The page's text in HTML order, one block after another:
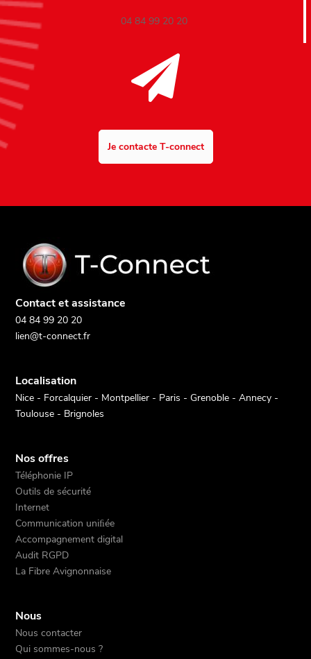
04 84 99 20 20
Je contacte T-connect
Contact et assistance
04 84 99 20 20
lien@t-connect.fr
Localisation
Nice - Forcalquier - Montpellier - Paris - Grenoble - Annecy -
Toulouse - Brignoles
Nos offres
Téléphonie IP
Outils de sécurité
Internet
Communication uniﬁée
Accompagnement digital
Audit RGPD
La Fibre Avignonnaise
Nous
Nous contacter
Qui sommes-nous ?